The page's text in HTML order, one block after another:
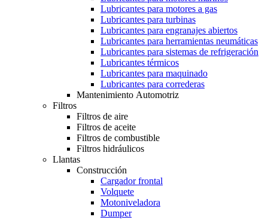
Lubricantes para motores a gas
Lubricantes para turbinas
Lubricantes para engranajes abiertos
Lubricantes para herramientas neumáticas
Lubricantes para sistemas de refrigeración
Lubricantes térmicos
Lubricantes para maquinado
Lubricantes para correderas
Mantenimiento Automotriz
Filtros
Filtros de aire
Filtros de aceite
Filtros de combustible
Filtros hidráulicos
Llantas
Construcción
Cargador frontal
Volquete
Motoniveladora
Dumper